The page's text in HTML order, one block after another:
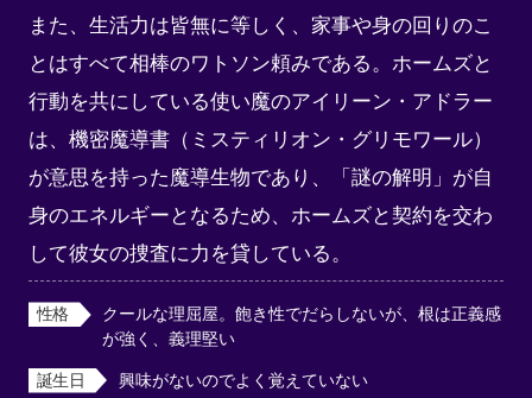
また、生活力は皆無に等しく、家事や身の回りのこ
とはすべて相棒のワトソン頼みである。ホームズと
行動を共にしている使い魔のアイリーン・アドラー
は、機密魔導書（ミスティリオン・グリモワール）
が意思を持った魔導生物であり、「謎の解明」が自
身のエネルギーとなるため、ホームズと契約を交わ
して彼女の捜査に力を貸している。
性格
クールな理屈屋。飽き性でだらしないが、根は正義感
が強く、義理堅い
誕生日 興味がないのでよく覚えていない